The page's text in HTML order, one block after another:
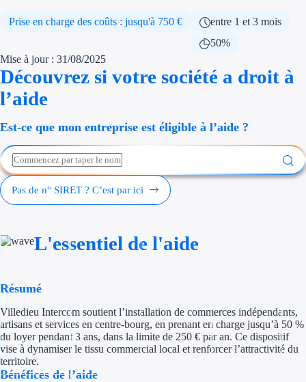
Transition
Aides RSE
Création
Cession
Subventions
Concours
Prise en charge des coûts : jusqu'à 750 €
entre 1 et 3 mois
50%
Mise à jour : 31/08/2025
Découvrez si votre société a droit à
l’aide
Est-ce que mon entreprise est éligible à l’aide ?
Pas de n° SIRET ? C’est par ici
L'essentiel de l'aide
Résumé
Villedieu Intercom soutient l’installation de commerces indépendants,
artisans et services en centre-bourg, en prenant en charge jusqu’à 50 %
du loyer pendant 3 ans, dans la limite de 250 € par an. Ce dispositif
vise à dynamiser le tissu commercial local et renforcer l’attractivité du
territoire.
Bénéfices de l’aide